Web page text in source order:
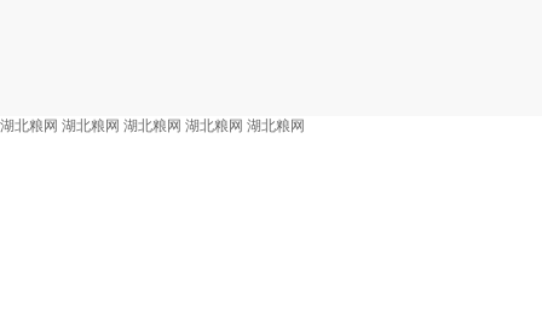
湖北粮网 湖北粮网 湖北粮网 湖北粮网 湖北粮网